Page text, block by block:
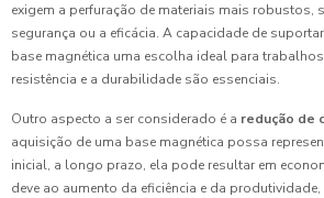
exigem a perfuração de materiais mais robustos,
segurança ou a eficácia. A capacidade de
base magnética uma escolha ideal para
resistência e a durabilidade são essenciais.
Outro aspecto a ser considerado é a redução de
aquisição de uma base magnética possa
inicial, a longo prazo, ela pode resultar em
deve ao aumento da eficiência e da